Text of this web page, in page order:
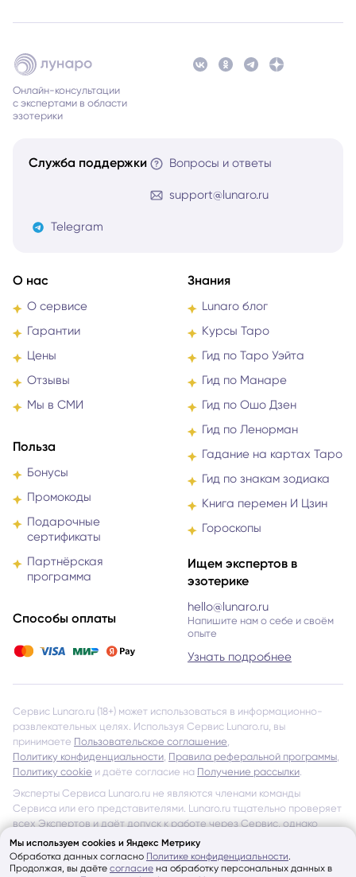
Мы используем cookies и Яндекс Метрику
Обработка данных согласно Политике конфиденциальности.
Продолжая, вы даёте согласие на обработку персональных данных в
Онлайн-консультации
с экспертами в области
эзотерики
Служба поддержки Вопросы и ответы
support@lunaro.ru
Telegram
О нас
О сервисе
Гарантии
Цены
Отзывы
Мы в СМИ
Польза
Бонусы
Промокоды
Подарочные
сертификаты
Партнёрская
программа
Способы оплаты
Знания
Lunaro блог
Курсы Таро
Гид по Таро Уэйта
Гид по Манаре
Гид по Ошо Дзен
Гид по Ленорман
Гадание на картах Таро
Гид по знакам зодиака
Книга перемен И Цзин
Гороскопы
Ищем экспертов в
эзотерике
hello@lunaro.ru
Напишите нам о себе и своём
опыте
Узнать подробнее
Сервис Lunaro.ru (18+) может использоваться в информационно-
развлекательных целях. Используя Сервис Lunaro.ru, вы
принимаете Пользовательское соглашение,
Политику конфиденциальности, Правила реферальной программы,
Политику cookie и даёте согласие на Получение рассылки.
Эксперты Сервиса Lunaro.ru не являются членами команды
Сервиса или его представителями. Lunaro.ru тщательно проверяет
всех Экспертов и даёт допуск к работе через Сервис, однако
не несёт ответственности за обещания и утверждения, указанные
на страницах Экспертов и в отзывах других Пользователей
об Экспертах Сервиса.